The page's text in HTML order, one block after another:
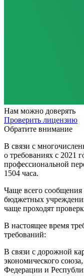
Нам можно доверять
Проверить лицензию
Обратите внимание
В связи с
о требованиях с 2021
профессиональной
1504 часа.
Чаще всего сообщения
бюджетных
чаще проходят
В настоящее время
требований:
В связи с дорожной
экономического
Федерации и